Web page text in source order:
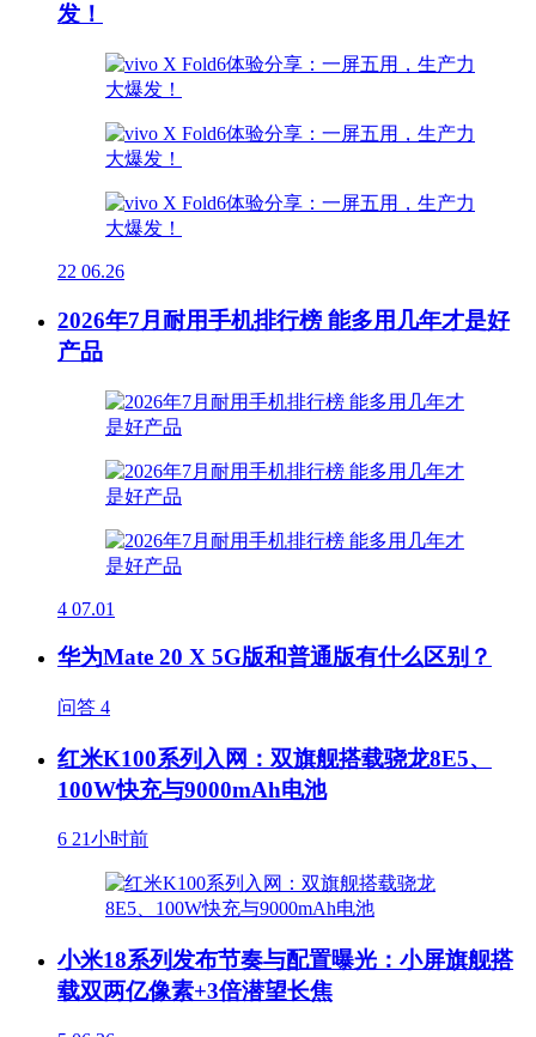
发！
22 06.26
2026年7月耐用手机排行榜 能多用几年才是好
产品
4 07.01
华为Mate 20 X 5G版和普通版有什么区别？
问答 4
红米K100系列入网：双旗舰搭载骁龙8E5、
100W快充与9000mAh电池
6 21小时前
小米18系列发布节奏与配置曝光：小屏旗舰搭
载双两亿像素+3倍潜望长焦